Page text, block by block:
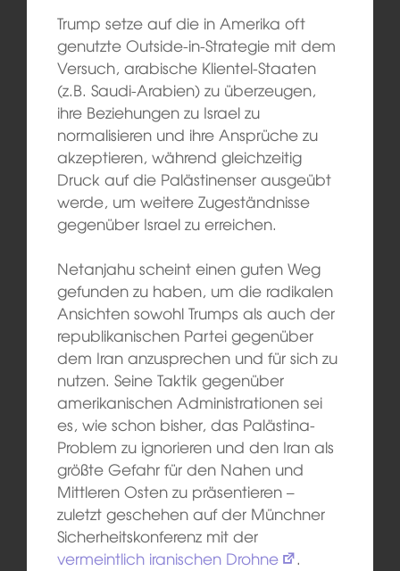
Trump setze auf die in Amerika oft
genutzte Outside-in-Strategie mit dem
Versuch, arabische Klientel-Staaten
(z.B. Saudi-Arabien) zu überzeugen,
ihre Beziehungen zu Israel zu
normalisieren und ihre Ansprüche zu
akzeptieren, während gleichzeitig
Druck auf die Palästinenser ausgeübt
werde, um weitere Zugeständnisse
gegenüber Israel zu erreichen.
Netanjahu scheint einen guten Weg
gefunden zu haben, um die radikalen
Ansichten sowohl Trumps als auch der
republikanischen Partei gegenüber
dem Iran anzusprechen und für sich zu
nutzen. Seine Taktik gegenüber
amerikanischen Administrationen sei
es, wie schon bisher, das Palästina-
Problem zu ignorieren und den Iran als
größte Gefahr für den Nahen und
Mittleren Osten zu präsentieren –
zuletzt geschehen auf der Münchner
Sicherheitskonferenz mit der
vermeintlich iranischen Drohne
.